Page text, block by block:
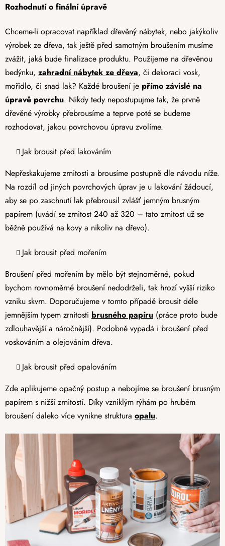
Rozhodnutí o finální úpravě
Chceme-li opracovat například dřevěný nábytek, nebo jakýkoliv
výrobek ze dřeva, tak ještě před samotným broušením musíme
zvážit, jaká bude finalizace produktu. Použijeme na dřevěnou
bedýnku, zahradní nábytek ze dřeva, či dekoraci vosk,
mořidlo, či snad lak? Každé broušení je přímo závislé na
úpravě povrchu. Nikdy tedy nepostupujme tak, že prvně
dřevěné výrobky přebrousíme a teprve poté se budeme
rozhodovat, jakou povrchovou úpravu zvolíme.
Jak brousit před lakováním
Nepřeskakujeme zrnitosti a brousíme postupně dle návodu níže.
Na rozdíl od jiných povrchových úprav je u lakování žádoucí,
aby se po zaschnutí lak přebrousil zvlášť jemným brusným
papírem (uvádí se zrnitost 240 až 320 – tato zrnitost už se
běžně používá na kovy a nikoliv na dřevo).
Jak brousit před mořením
Broušení před mořením by mělo být stejnoměrné, pokud
bychom rovnoměrné broušení nedodrželi, tak hrozí vyšší riziko
vzniku skvrn. Doporučujeme v tomto případě brousit déle
jemnějším typem zrnitosti brusného papíru (práce proto bude
zdlouhavější a náročnější). Podobně vypadá i broušení před
voskováním a olejováním dřeva.
Jak brousit před opalováním
Zde aplikujeme opačný postup a nebojíme se broušení brusným
papírem s nižší zrnitostí. Díky vzniklým rýhám po hrubém
broušení daleko více vynikne struktura opalu.